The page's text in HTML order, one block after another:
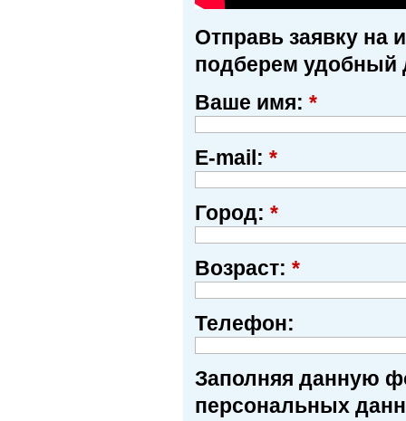
Отправь заявку на
подберем удобный
Ваше имя: *
E-mail: *
Город: *
Возраст: *
Телефон:
Заполняя данную
персональных